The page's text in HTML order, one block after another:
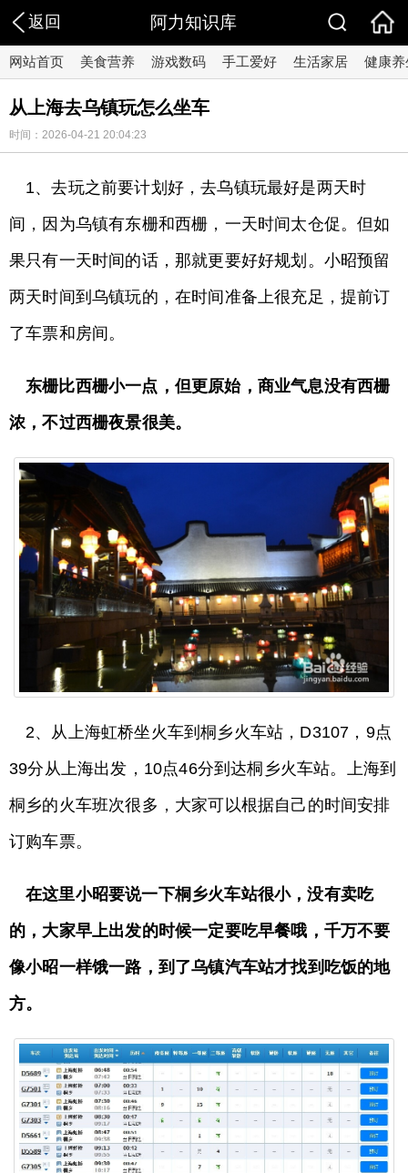
返回 阿力知识库
网站首页 美食营养 游戏数码 手工爱好 生活家居 健康养
从上海去乌镇玩怎么坐车
时间：2026-04-21 20:04:23
1、去玩之前要计划好，去乌镇玩最好是两天时
间，因为乌镇有东栅和西栅，一天时间太仓促。但如
果只有一天时间的话，那就更要好好规划。小昭预留
两天时间到乌镇玩的，在时间准备上很充足，提前订
了车票和房间。
东栅比西栅小一点，但更原始，商业气息没有西栅
浓，不过西栅夜景很美。
2、从上海虹桥坐火车到桐乡火车站，D3107，9点
39分从上海出发，10点46分到达桐乡火车站。上海到
桐乡的火车班次很多，大家可以根据自己的时间安排
订购车票。
在这里小昭要说一下桐乡火车站很小，没有卖吃
的，大家早上出发的时候一定要吃早餐哦，千万不要
像小昭一样饿一路，到了乌镇汽车站才找到吃饭的地
方。